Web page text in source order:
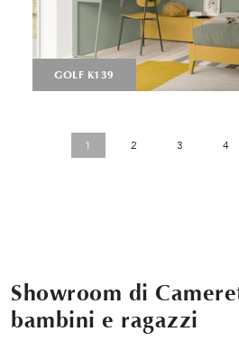
GOLF K139
1 2 3 4
Showroom di
bambini e ragazzi